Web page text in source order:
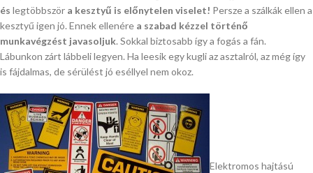
és legtöbbször a kesztyű is előnytelen viselet! Persze a szálkák ellen a
kesztyű igen jó. Ennek ellenére a szabad kézzel történő
munkavégzést javasoljuk. Sokkal biztosabb így a fogás a fán.
Lábunkon zárt lábbeli legyen. Ha leesik egy kugli az asztalról, az még így
is fájdalmas, de sérülést jó eséllyel nem okoz.
Elektromos hajtású